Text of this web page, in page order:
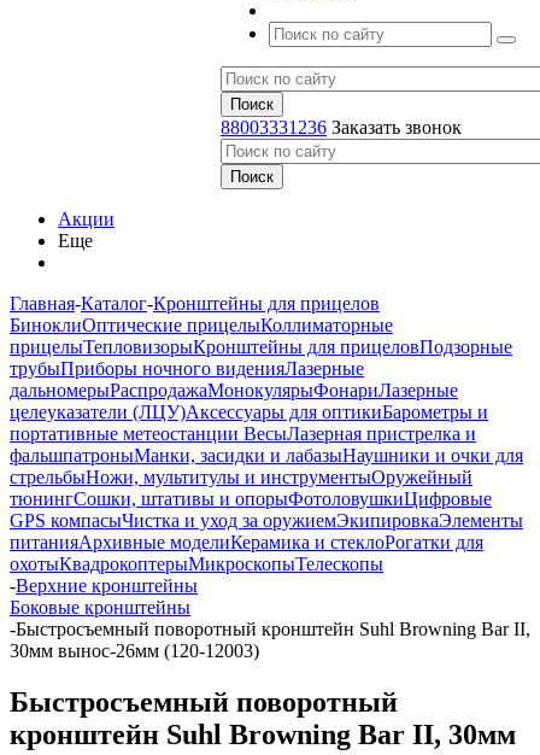
88003331236 Заказать звонок
Акции
Еще
Главная-Каталог-Кронштейны для прицелов
БиноклиОптические прицелыКоллиматорные
прицелыТепловизорыКронштейны для прицеловПодзорные
трубыПриборы ночного виденияЛазерные
дальномерыРаспродажаМонокулярыФонариЛазерные
целеуказатели (ЛЦУ)Аксессуары для оптикиБарометры и
портативные метеостанции ВесыЛазерная пристрелка и
фальшпатроныМанки, засидки и лабазыНаушники и очки для
стрельбыНожи, мультитулы и инструментыОружейный
тюнингСошки, штативы и опорыФотоловушкиЦифровые
GPS компасыЧистка и уход за оружиемЭкипировкаЭлементы
питанияАрхивные моделиКерамика и стеклоРогатки для
охотыКвадрокоптерыМикроскопыТелескопы
-Верхние кронштейны
Боковые кронштейны
-Быстросъемный поворотный кронштейн Suhl Browning Bar II,
30мм вынос-26мм (120-12003)
Быстросъемный поворотный
кронштейн Suhl Browning Bar II, 30мм